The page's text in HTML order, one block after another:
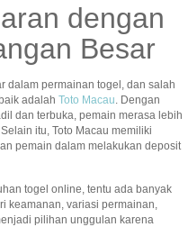
dengan
Besar
dalam permainan togel, dan salah
adalah Toto Macau . Dengan
dan terbuka, pemain merasa lebih
itu, Toto Macau memiliki
pemain dalam melakukan deposit
togel online, tentu ada banyak
keamanan, variasi permainan,
pilihan unggulan karena